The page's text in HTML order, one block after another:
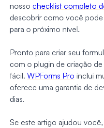
nosso checklist completo
descobrir como você
para o próximo nível.
Pronto para criar seu
com o plugin de criação
fácil. WPForms Pro inclui
oferece uma garantia de
dias.
Se este artigo ajudou